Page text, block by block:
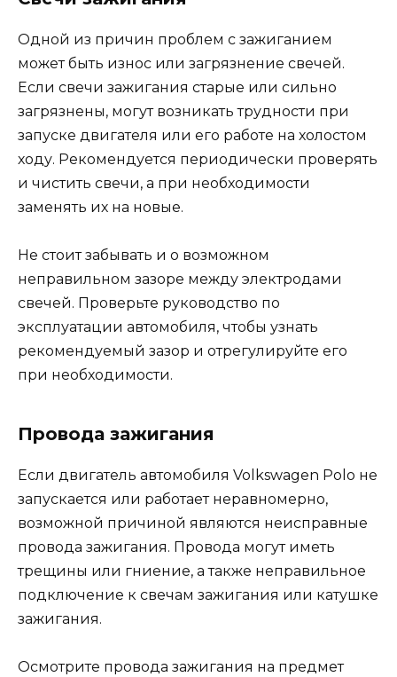
Одной из причин проблем с зажиганием
может быть износ или загрязнение свечей.
Если свечи зажигания старые или сильно
загрязнены, могут возникать трудности при
запуске двигателя или его работе на холостом
ходу. Рекомендуется периодически проверять
и чистить свечи, а при необходимости
заменять их на новые.
Не стоит забывать и о возможном
неправильном зазоре между электродами
свечей. Проверьте руководство по
эксплуатации автомобиля, чтобы узнать
рекомендуемый зазор и отрегулируйте его
при необходимости.
Провода зажигания
Если двигатель автомобиля Volkswagen Polo не
запускается или работает неравномерно,
возможной причиной являются неисправные
провода зажигания. Провода могут иметь
трещины или гниение, а также неправильное
подключение к свечам зажигания или катушке
зажигания.
Осмотрите провода зажигания на предмет